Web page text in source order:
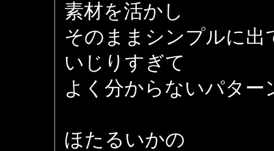
素材を活かし
そのままシンプルに出
いじりすぎて
よく分からないパター
ほたるいかの